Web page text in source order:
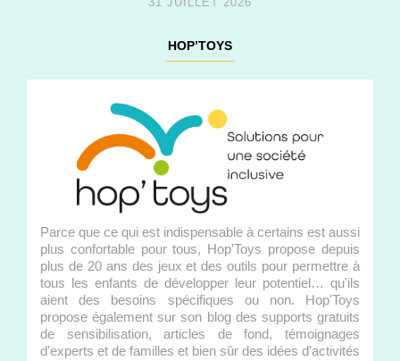
HOP’TOYS
Parce que ce qui est indispensable à certains est aussi
plus confortable pour tous, Hop'Toys propose depuis
plus de 20 ans des jeux et des outils pour permettre à
tous les enfants de développer leur potentiel… qu'ils
aient des besoins spécifiques ou non. Hop'Toys
propose également sur son blog des supports gratuits
de sensibilisation, articles de fond, témoignages
d'experts et de familles et bien sûr des idées d'activités